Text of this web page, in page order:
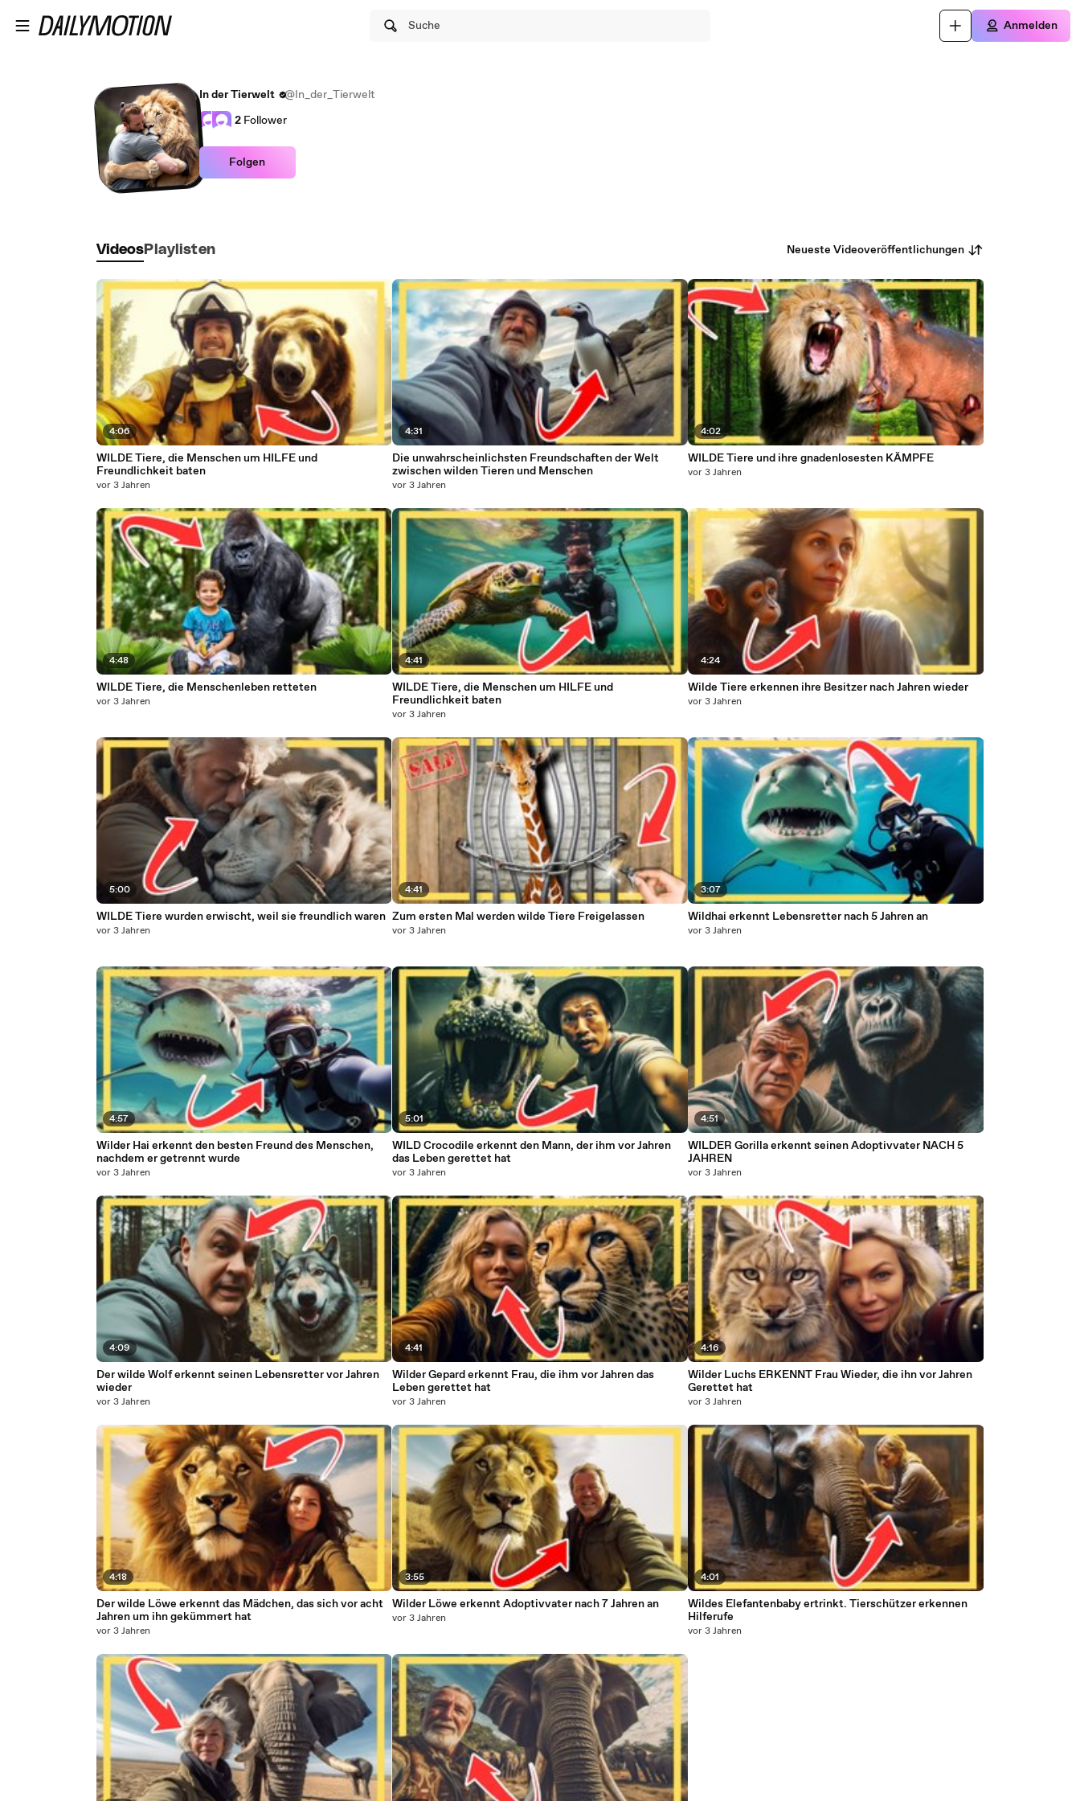
Suche Anmelden
In der Tierwelt
@In_der_Tierwelt
2 Follower
Folgen
Videos Playlisten Neueste Videoveröffentlichungen
4:06
WILDE Tiere, die Menschen um HILFE und
Freundlichkeit baten
vor 3 Jahren
4:48
WILDE Tiere, die Menschenleben retteten
vor 3 Jahren
5:00
WILDE Tiere wurden erwischt, weil sie freundlich waren
vor 3 Jahren
4:57
Wilder Hai erkennt den besten Freund des Menschen,
nachdem er getrennt wurde
vor 3 Jahren
4:09
Der wilde Wolf erkennt seinen Lebensretter vor Jahren
wieder
vor 3 Jahren
4:18
Der wilde Löwe erkennt das Mädchen, das sich vor acht
Jahren um ihn gekümmert hat
vor 3 Jahren
4:31
Die unwahrscheinlichsten Freundschaften der Welt
zwischen wilden Tieren und Menschen
vor 3 Jahren
4:41
WILDE Tiere, die Menschen um HILFE und
Freundlichkeit baten
vor 3 Jahren
4:41
Zum ersten Mal werden wilde Tiere Freigelassen
vor 3 Jahren
5:01
WILD Crocodile erkennt den Mann, der ihm vor Jahren
das Leben gerettet hat
vor 3 Jahren
4:41
Wilder Gepard erkennt Frau, die ihm vor Jahren das
Leben gerettet hat
vor 3 Jahren
3:55
Wilder Löwe erkennt Adoptivvater nach 7 Jahren an
vor 3 Jahren
4:02
WILDE Tiere und ihre gnadenlosesten KÄMPFE
vor 3 Jahren
4:24
Wilde Tiere erkennen ihre Besitzer nach Jahren wieder
vor 3 Jahren
3:07
Wildhai erkennt Lebensretter nach 5 Jahren an
vor 3 Jahren
4:51
WILDER Gorilla erkennt seinen Adoptivvater NACH 5
JAHREN
vor 3 Jahren
4:16
Wilder Luchs ERKENNT Frau Wieder, die ihn vor Jahren
Gerettet hat
vor 3 Jahren
4:01
Wildes Elefantenbaby ertrinkt. Tierschützer erkennen
Hilferufe
vor 3 Jahren